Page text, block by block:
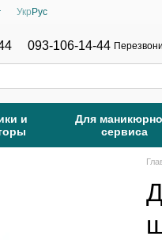
Укр Рус
093-106-14-44
и
Для
сервиса